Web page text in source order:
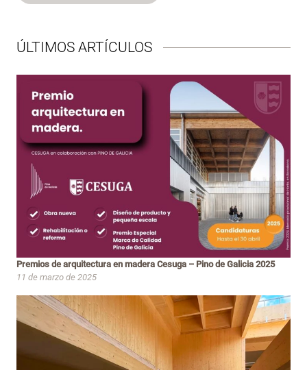
ÚLTIMOS ARTÍCULOS
Premios de arquitectura en madera Cesuga – Pino de Galicia 2025
11 de marzo de 2025